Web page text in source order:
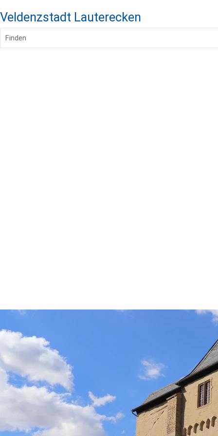
Veldenzstadt Lauterecken
Finden